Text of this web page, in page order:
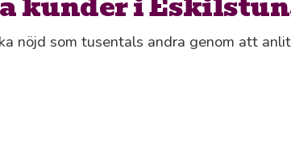
nöjd som tusentals andra genom att